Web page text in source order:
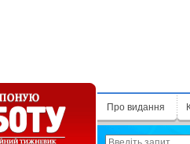
Про видання